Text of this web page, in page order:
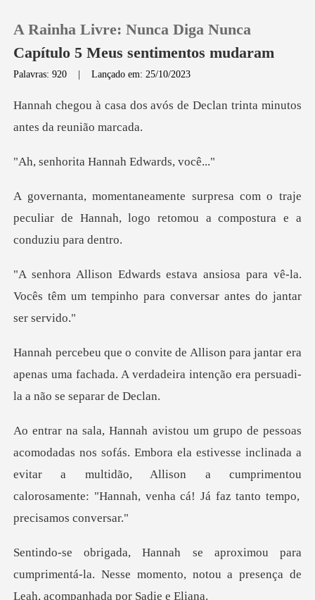
0
Baixar App
A Rainha Livre: Nunca Diga Nunca
Capítulo 5 Meus sentimentos mudaram
Palavras: 920 |Lançado em: 25/10/2023
ós de Declan trinta minutos
a Hannah Edwa
m o traje
peculiar de Hannah, logo retomo
a para vê-la.
Vocês têm um tempinho para
antar era
apenas uma fachada. A verdadeira inte
Embora ela estivesse inclinada a
evitar a multidão, Allison a cumprimentou
a
cumprimentá-la. Nesse momento, notou a pres